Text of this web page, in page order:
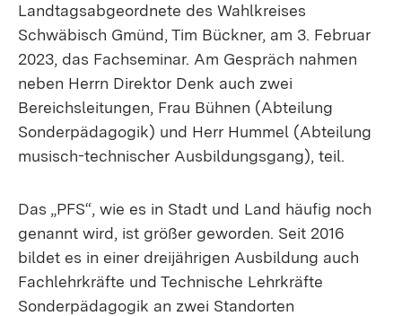
Landtagsabgeordnete des Wahlkreises
Schwäbisch Gmünd, Tim Bückner, am 3. Februar
2023, das Fachseminar. Am Gespräch nahmen
neben Herrn Direktor Denk auch zwei
Bereichsleitungen, Frau Bühnen (Abteilung
Sonderpädagogik) und Herr Hummel (Abteilung
musisch-technischer Ausbildungsgang), teil.
Das „PFS“, wie es in Stadt und Land häufig noch
genannt wird, ist größer geworden. Seit 2016
bildet es in einer dreijährigen Ausbildung auch
Fachlehrkräfte und Technische Lehrkräfte
Sonderpädagogik an zwei Standorten